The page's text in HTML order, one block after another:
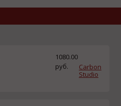
1080.00
руб.
Carbon
Studio